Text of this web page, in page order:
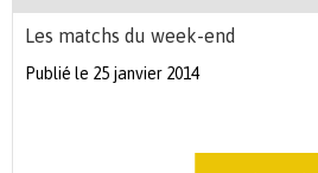
Les matchs du week-end
Publié le 25 janvier 2014